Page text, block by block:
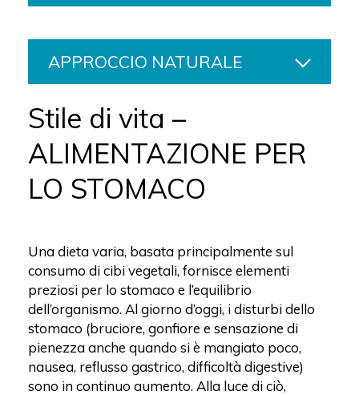
APPROCCIO NATURALE
Stile di vita –
ALIMENTAZIONE PER
LO STOMACO
Una dieta varia, basata principalmente sul
consumo di cibi vegetali, fornisce elementi
preziosi per lo stomaco e l’equilibrio
dell’organismo. Al giorno d’oggi, i disturbi dello
stomaco (bruciore, gonfiore e sensazione di
pienezza anche quando si è mangiato poco,
nausea, reflusso gastrico, difficoltà digestive)
sono in continuo aumento. Alla luce di ciò,